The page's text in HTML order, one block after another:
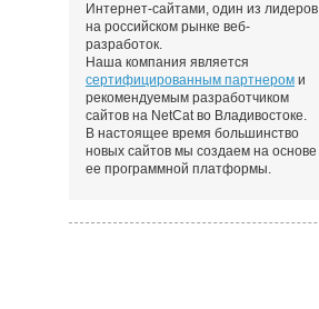
Интернет-сайтами, один из лидеров
на российском рынке веб-
разработок.
Наша компания является
сертифицированным партнером и
рекомендуемым разработчиком
сайтов на NetCat во Владивостоке.
В настоящее время большинство
новых сайтов мы создаем на основе
ее программной платформы.